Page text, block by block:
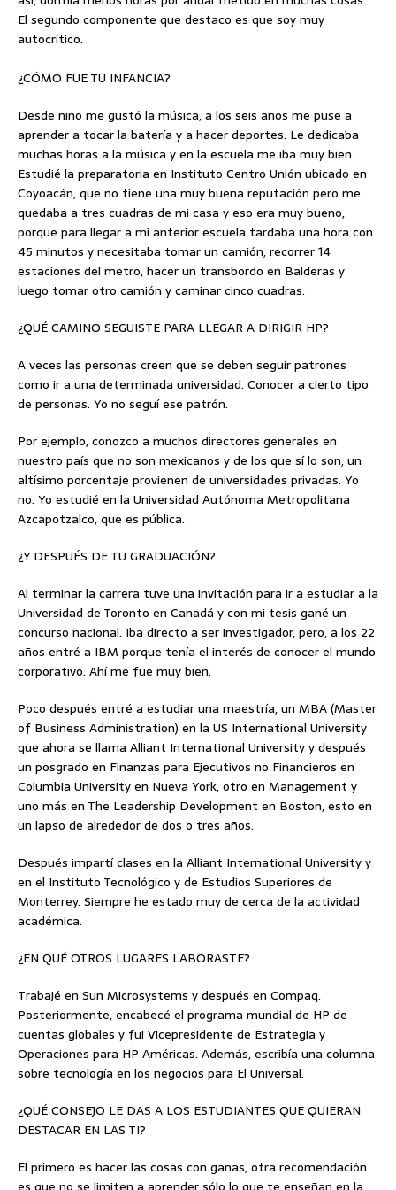
El segundo componente que destaco es que soy muy
autocrítico.
¿CÓMO FUE TU INFANCIA?
Desde niño me gustó la música, a los seis años me puse a
aprender a tocar la batería y a hacer deportes. Le dedicaba
muchas horas a la música y en la escuela me iba muy bien.
Estudié la preparatoria en Instituto Centro Unión ubicado en
Coyoacán, que no tiene una muy buena reputación pero me
quedaba a tres cuadras de mi casa y eso era muy bueno,
porque para llegar a mi anterior escuela tardaba una hora con
45 minutos y necesitaba tomar un camión, recorrer 14
estaciones del metro, hacer un transbordo en Balderas y
luego tomar otro camión y caminar cinco cuadras.
¿QUÉ CAMINO SEGUISTE PARA LLEGAR A DIRIGIR HP?
A veces las personas creen que se deben seguir patrones
como ir a una determinada universidad. Conocer a cierto tipo
de personas. Yo no seguí ese patrón.
Por ejemplo, conozco a muchos directores generales en
nuestro país que no son mexicanos y de los que sí lo son, un
altísimo porcentaje provienen de universidades privadas. Yo
no. Yo estudié en la Universidad Autónoma Metropolitana
Azcapotzalco, que es pública.
¿Y DESPUÉS DE TU GRADUACIÓN?
Al terminar la carrera tuve una invitación para ir a estudiar a la
Universidad de Toronto en Canadá y con mi tesis gané un
concurso nacional. Iba directo a ser investigador, pero, a los 22
años entré a IBM porque tenía el interés de conocer el mundo
corporativo. Ahí me fue muy bien.
Poco después entré a estudiar una maestría, un MBA (Master
of Business Administration) en la US International University
que ahora se llama Alliant International University y después
un posgrado en Finanzas para Ejecutivos no Financieros en
Columbia University en Nueva York, otro en Management y
uno más en The Leadership Development en Boston, esto en
un lapso de alrededor de dos o tres años.
Después impartí clases en la Alliant International University y
en el Instituto Tecnológico y de Estudios Superiores de
Monterrey. Siempre he estado muy de cerca de la actividad
académica.
¿EN QUÉ OTROS LUGARES LABORASTE?
Trabajé en Sun Microsystems y después en Compaq.
Posteriormente, encabecé el programa mundial de HP de
cuentas globales y fui Vicepresidente de Estrategia y
Operaciones para HP Américas. Además, escribía una columna
sobre tecnología en los negocios para El Universal.
¿QUÉ CONSEJO LE DAS A LOS ESTUDIANTES QUE QUIERAN
DESTACAR EN LAS TI?
El primero es hacer las cosas con ganas, otra recomendación